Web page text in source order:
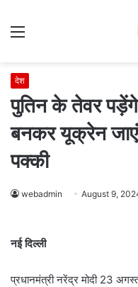
Menu
देश
पुतिन के तेवर
बनकर यूक्रेन
पक्की
webadmin August 9,
नई दिल्ली
प्रधानमंत्री नरेंद्र मोदी 23